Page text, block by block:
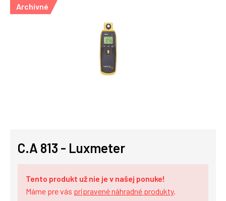
Archivné
C.A 813 - Luxmeter
Tento produkt už nie je v našej ponuke!
Máme pre vás pripravené náhradné produkty.